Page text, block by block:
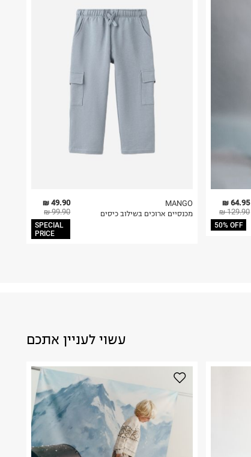
49.90 ₪
99.90 ₪
SPECIAL
PRICE
MANGO
מכנסיים ארוכים בשילוב כיסים
64.95 ₪
129.90 ₪
50% OFF
עשוי לעניין אתכם